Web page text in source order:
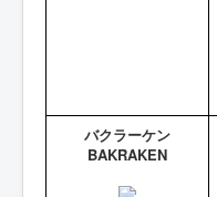
バクラーケン
BAKRAKEN